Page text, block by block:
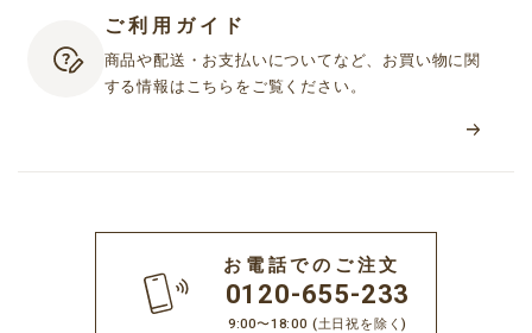
ご利用ガイド
商品や配送・お支払いについてなど、お買い物に関
する情報はこちらをご覧ください。
お電話でのご注文
0120-655-233
9:00〜18:00 (土日祝を除く)